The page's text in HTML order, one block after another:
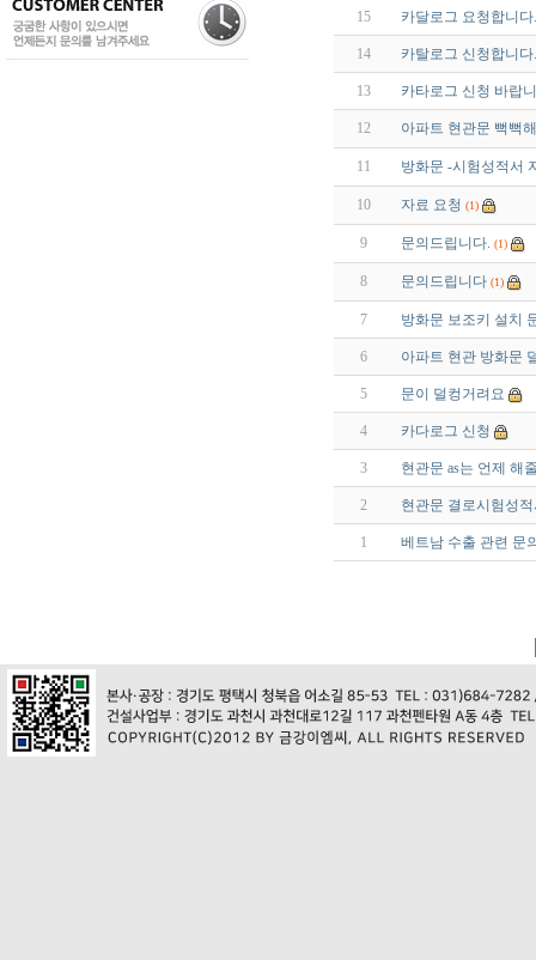
15 카달로그 요청합니다.
14 카탈로그 신청합니다.
13 카타로그 신청 바랍
12 아파트 현관문 뻑뻑
11 방화문 -시험성적서
10 자료 요청 (1)
9 문의드립니다. (1)
8 문의드립니다 (1)
7 방화문 보조키 설치
6 아파트 현관 방화문
5 문이 덜컹거려요
4 카다로그 신청
3 현관문 as는 언제 해
2 현관문 결로시험성
1 베트남 수출 관련 문